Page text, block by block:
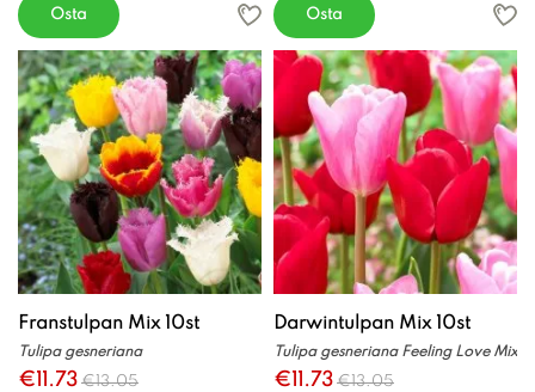
Osta Osta
Franstulpan Mix 10st
Tulipa gesneriana
€11.73 €13.05
Darwintulpan Mix 10st
Tulipa gesneriana Feeling Love Mix
€11.73 €13.05